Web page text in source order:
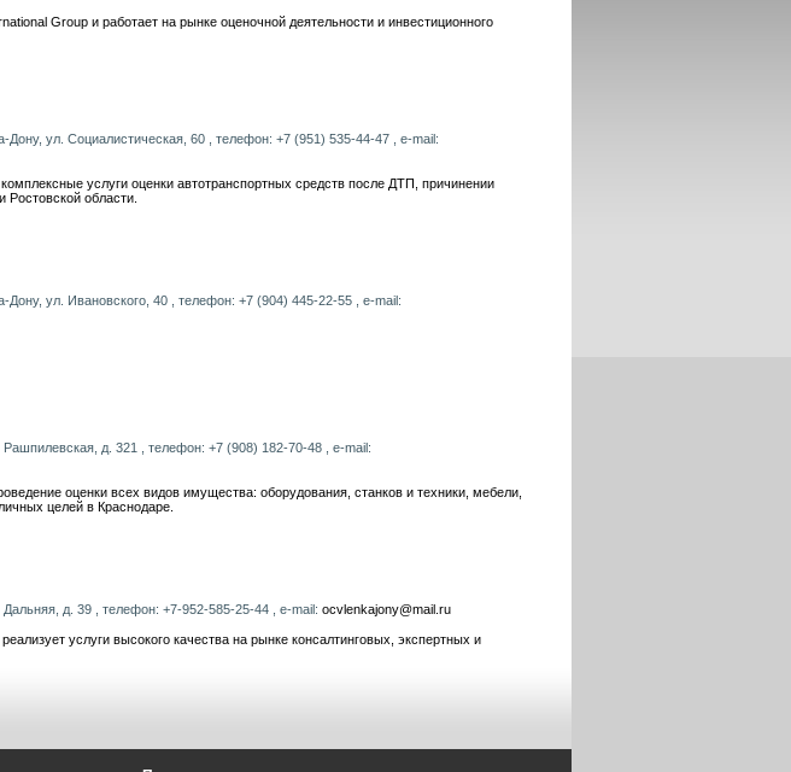
Group и работает на рынке оценочной деятельности и инвестиционного
Дону, ул. Социалистическая, 60 , телефон: +7 (951) 535-44-47 , e-mail:
услуги оценки автотранспортных средств после ДТП, причинении
области.
Дону, ул. Ивановского, 40 , телефон: +7 (904) 445-22-55 , e-mail:
д. 321 , телефон: +7 (908) 182-70-48 , e-mail:
оценки всех видов имущества: оборудования, станков и техники, мебели,
целей в Краснодаре.
д. 39 , телефон: +7-952-585-25-44 , e-mail: ocvlenkajony@mail.ru
услуги высокого качества на рынке консалтинговых, экспертных и